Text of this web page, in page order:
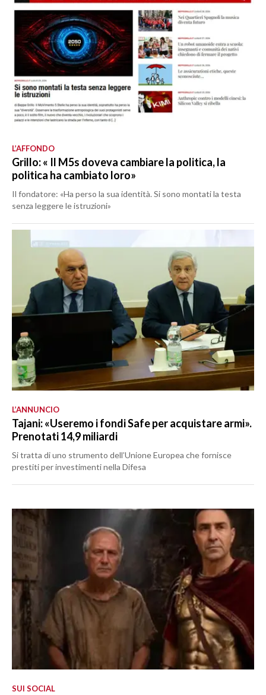
L’AFFONDO
Grillo: « Il M5s doveva cambiare la politica, la
politica ha cambiato loro»
Il fondatore: «Ha perso la sua identità. Si sono montati la testa
senza leggere le istruzioni»
L’ANNUNCIO
Tajani: «Useremo i fondi Safe per acquistare armi».
Prenotati 14,9 miliardi
Si tratta di uno strumento dell’Unione Europea che fornisce
prestiti per investimenti nella Difesa
SUI SOCIAL